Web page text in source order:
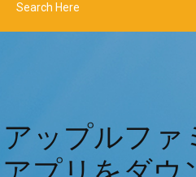
アップルファ